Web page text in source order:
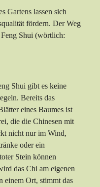
Gartens lassen sich
fördern. Der Weg
Shui (wörtlich:
Shui gibt es keine
Bereits das
eines Baumes ist
die die Chinesen mit
nicht nur im Wind,
oder ein
Stein können
das Chi am eigenen
einem Ort, stimmt das